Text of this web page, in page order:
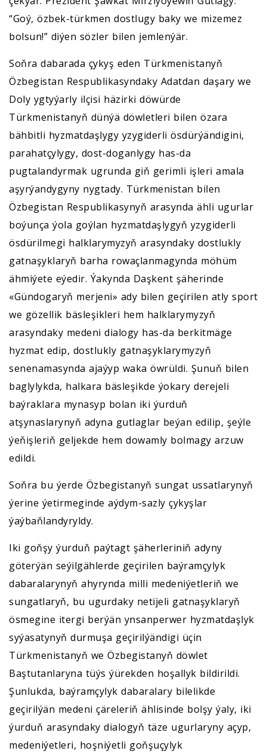
“Goý, özbek-türkmen dostlugy baky we mizemez
bolsun!” diýen sözler bilen jemlenýär.
Soňra dabarada çykyş eden Türkmenistanyň
Özbegistan Respublikasyndaky Adatdan daşary we
Doly ygtyýarly ilçisi häzirki döwürde
Türkmenistanyň dünýä döwletleri bilen özara
bähbitli hyzmatdaşlygy yzygiderli ösdürýändigini,
parahatçylygy, dost-doganlygy has-da
pugtalandyrmak ugrunda giň gerimli işleri amala
aşyrýandygyny nygtady. Türkmenistan bilen
Özbegistan Respublikasynyň arasynda ähli ugurlar
boýunça ýola goýlan hyzmatdaşlygyň yzygiderli
ösdürilmegi halklarymyzyň arasyndaky dostlukly
gatnaşyklaryň barha rowaçlanmagynda möhüm
ähmiýete eýedir. Ýakynda Daşkent şäherinde
«Gündogaryň merjeni» ady bilen geçirilen atly sport
we gözellik bäsleşikleri hem halklarymyzyň
arasyndaky medeni dialogy has-da berkitmäge
hyzmat edip, dostlukly gatnaşyklarymyzyň
senenamasynda ajaýyp waka öwrüldi. Şunuň bilen
baglylykda, halkara bäsleşikde ýokary derejeli
baýraklara mynasyp bolan iki ýurduň
atşynaslarynyň adyna gutlaglar beýan edilip, şeýle
ýeňişleriň geljekde hem dowamly bolmagy arzuw
edildi.
Soňra bu ýerde Özbegistanyň sungat ussatlarynyň
ýerine ýetirmeginde aýdym-sazly çykyşlar
ýaýbaňlandyryldy.
Iki goňşy ýurduň paýtagt şäherleriniň adyny
göterýän seýilgählerde geçirilen baýramçylyk
dabaralarynyň ahyrynda milli medeniýetleriň we
sungatlaryň, bu ugurdaky netijeli gatnaşyklaryň
ösmegine itergi berýän ynsanperwer hyzmatdaşlyk
syýasatynyň durmuşa geçirilýändigi üçin
Türkmenistanyň we Özbegistanyň döwlet
Baştutanlaryna tüýs ýürekden hoşallyk bildirildi.
Şunlukda, baýramçylyk dabaralary bilelikde
geçirilýän medeni çäreleriň ählisinde bolşy ýaly, iki
ýurduň arasyndaky dialogyň täze ugurlaryny açyp,
medeniýetleri, hoşniýetli goňşuçylyk